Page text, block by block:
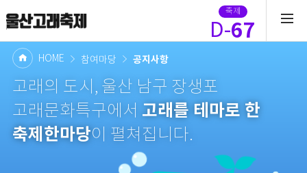
축제
D-67
HOME 참여마당 공지사항
고래의 도시, 울산 남구 장생포
고래문화특구에서 고래를 테마로 한
축제한마당이 펼쳐집니다.